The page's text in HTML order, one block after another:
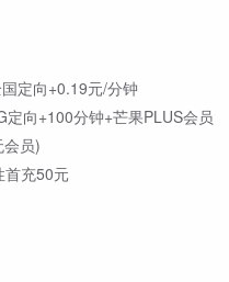
定向+0.19元/分钟
向+100分钟+芒果PLUS会员
员)
首充50元